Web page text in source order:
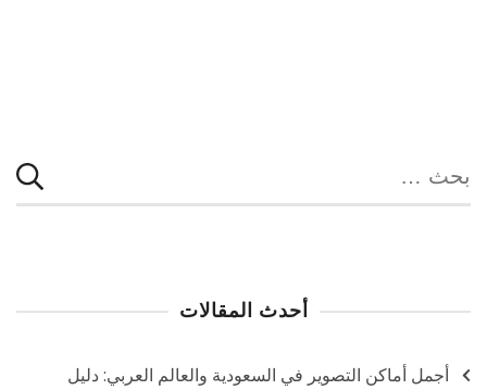
البحث
عن:
أحدث المقالات
أجمل أماكن التصوير في السعودية والعالم العربي: دليل